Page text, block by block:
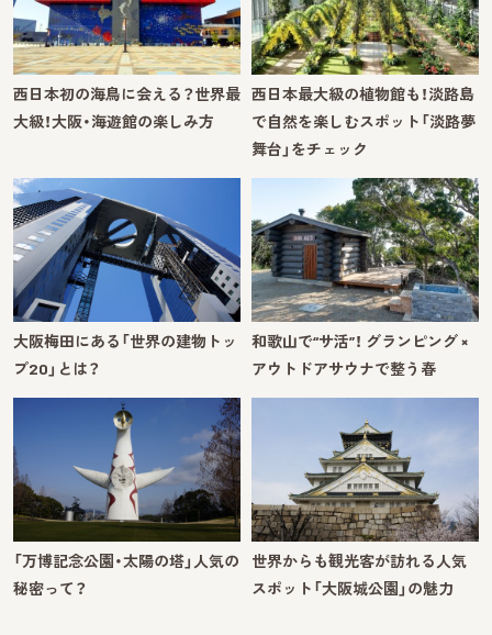
西日本初の海鳥に会える？世界最
大級！大阪・海遊館の楽しみ方
西日本最大級の植物館も！淡路島
で自然を楽しむスポット「淡路夢
舞台」をチェック
大阪梅田にある「世界の建物トッ
プ20」とは？
和歌山で“サ活”！ グランピング ×
アウトドアサウナで整う春
「万博記念公園・太陽の塔」人気の
秘密って？
世界からも観光客が訪れる人気
スポット「大阪城公園」の魅力